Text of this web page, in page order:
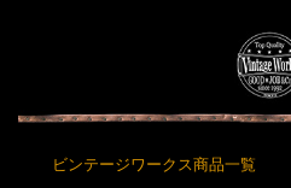
ビンテージワークス商品一覧